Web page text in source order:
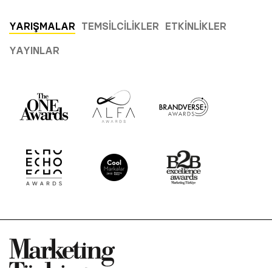
YARIŞMALAR TEMSILCILIKLER ETKINLIKLER
YAYINLAR